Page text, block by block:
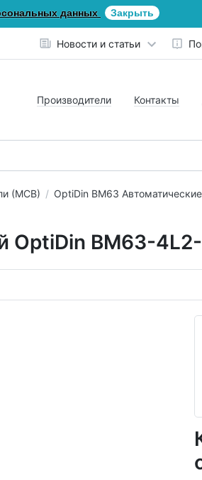
данных Закрыть
Новости и статьи
Производители Контакты
(МСВ)
OptiDin ВМ63
OptiDin BM63-